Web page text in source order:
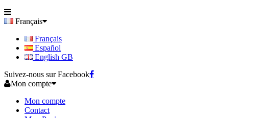
Français
Français
Español
English GB
Suivez-nous sur Facebook
Mon compte
Mon compte
Contact